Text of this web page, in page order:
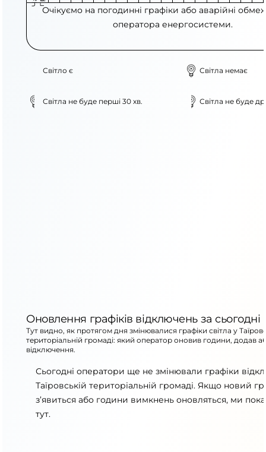
Очікуємо на погодинні графіки або аварійні
оператора енергосистеми.
Світло є Світла немає
Світла не буде перші 30 хв. Світла не буде
Оновлення графіків відключень за сьогодні
Тут видно, як протягом дня змінювалися графіки світла у
територіальній громаді: який оператор оновив години, додав
відключення.
Сьогодні оператори ще не змінювали графіки
Таїровській територіальній громаді. Якщо новий
з’явиться або години вимкнень оновляться, ми
тут.